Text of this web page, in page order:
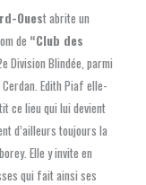
Ouest abrite un
de “Club des
Division Blindée, parmi
Edith Piaf elle-
ce lieu qui lui devient
d’ailleurs toujours la
Elle y invite en
qui fait ainsi ses